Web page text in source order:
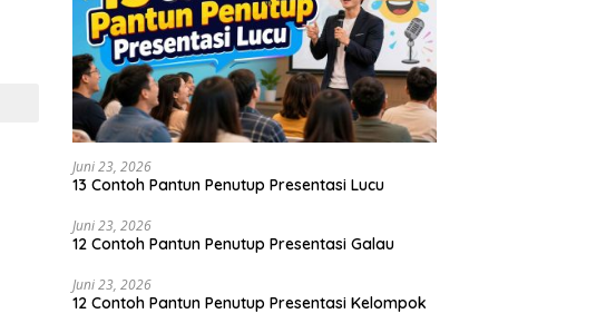
Juni 23, 2026
13 Contoh Pantun Penutup Presentasi Lucu
Juni 23, 2026
12 Contoh Pantun Penutup Presentasi Galau
Juni 23, 2026
12 Contoh Pantun Penutup Presentasi Kelompok